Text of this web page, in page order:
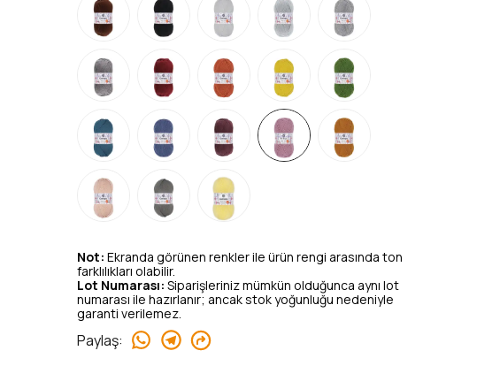
Not: Ekranda görünen renkler ile ürün rengi arasında ton
farklılıkları olabilir.
Lot Numarası: Siparişleriniz mümkün olduğunca aynı lot
numarası ile hazırlanır; ancak stok yoğunluğu nedeniyle
garanti verilemez.
Paylaş: